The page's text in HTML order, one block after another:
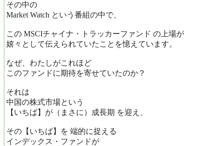
その中の
Market Watch という番組の中で、
この MSCIチャイナ・トラッカーファンド の上場が
嬉々として伝えられていたことを憶えています。
なぜ、わたしがこれほど
このファンドに期待を寄せていたのか？
それは
中国の株式市場という
【いちば】が（まさに）成長期 を迎え、
その【いちば】を 端的に捉える
インデックス・ファンドが